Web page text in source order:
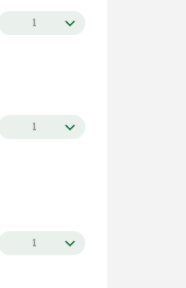
1
1
1